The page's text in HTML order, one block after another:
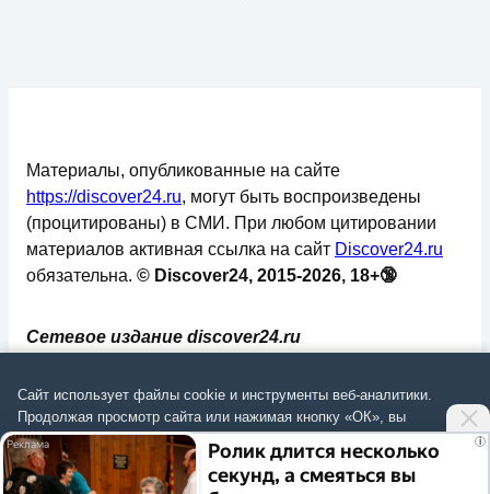
Сетевое издание discover24.ru
надзору в сфере связи, информационных
технологий и массовых коммуникаций
(Роскомнадзор). Регистрационный номер: ЭЛ №
ФС 77 - 73793.
Материалы, опубликованные на сайте
https://discover24.ru, могут быть воспроизведены
(процитированы) в СМИ. При любом цитировании
материалов активная ссылка на сайт Discover24.ru
обязательна. © Discover24, 2015-2026, 18+🔞
i
Ролик длится несколько
секунд, а смеяться вы
Сайт использует файлы cookie и инструменты веб-аналитики.
Продолжая просмотр сайта или нажимая кнопку «ОК», вы
подтверждаетесогласие на обработку данныхсогласноПолитике.
Согласиться